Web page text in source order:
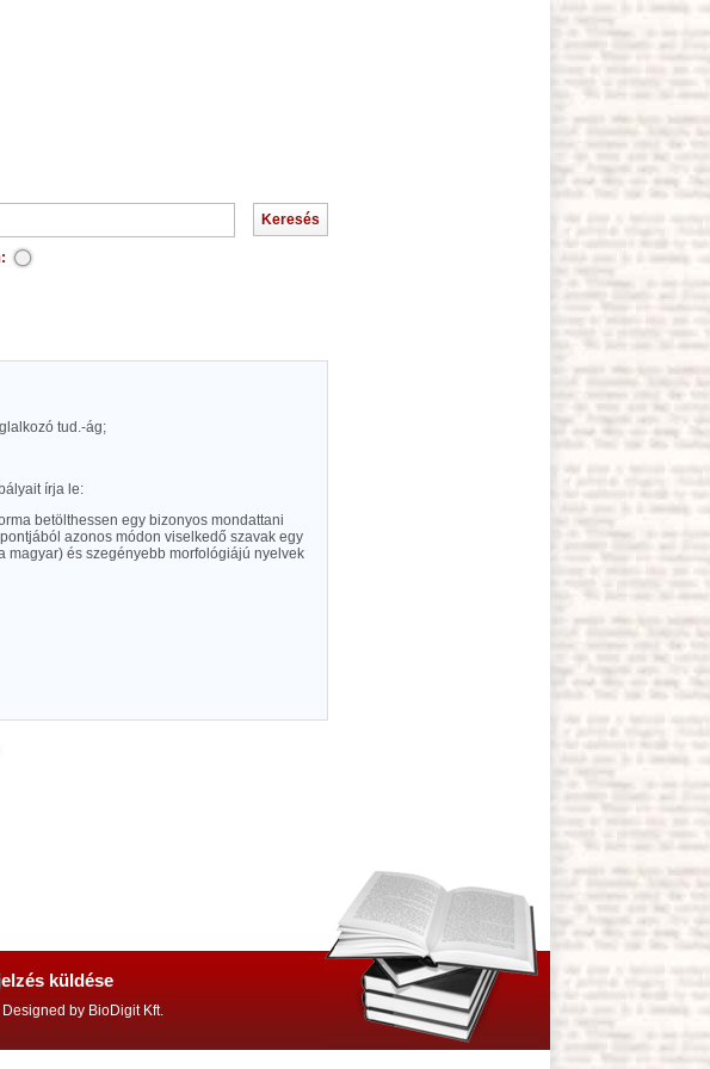
tud.-ág;
írja le:
betölthessen egy bizonyos mondattani
azonos módon viselkedő szavak egy
magyar) és szegényebb morfológiájú nyelvek
küldése
by BioDigit Kft.